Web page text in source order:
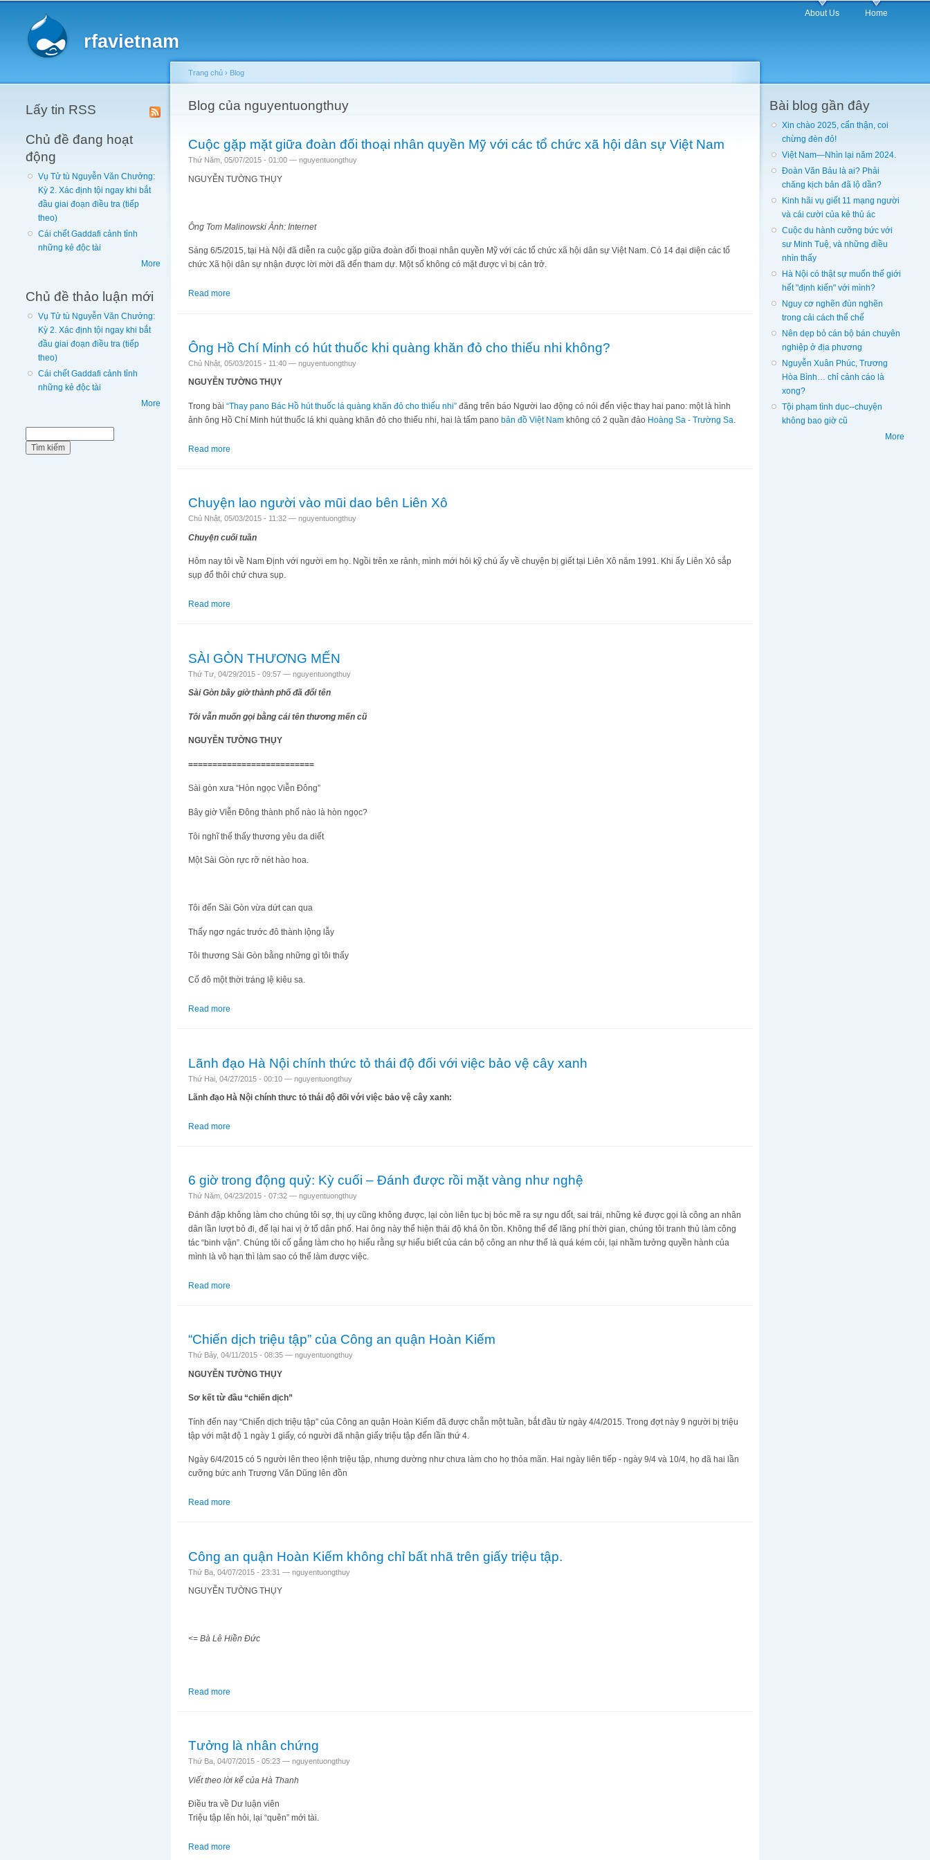
rfavietnam
About Us Home
Lấy tin RSS
Chủ đề đang hoạt
động
Vụ Tử tù Nguyễn Văn Chưởng:
Kỳ 2. Xác định tội ngay khi bắt
đầu giai đoạn điều tra (tiếp
theo)
Cái chết Gaddafi cảnh tỉnh
những kẻ độc tài
More
Chủ đề thảo luận mới
Vụ Tử tù Nguyễn Văn Chưởng:
Kỳ 2. Xác định tội ngay khi bắt
đầu giai đoạn điều tra (tiếp
theo)
Cái chết Gaddafi cảnh tỉnh
những kẻ độc tài
More
You are here
Trang chủ › Blog
Blog của nguyentuongthuy
Cuộc gặp mặt giữa đoàn đối thoại nhân quyền Mỹ với các tổ chức xã hội dân sự Việt Nam
Thứ Năm, 05/07/2015 - 01:00 — nguyentuongthuy
NGUYỄN TƯỜNG THỤY
Ông Tom Malinowski Ảnh: Internet
Sáng 6/5/2015, tại Hà Nội đã diễn ra cuộc gặp giữa đoàn đối thoại nhân quyền Mỹ với các tổ chức xã hội dân sự Việt Nam. Có 14 đại diện các tổ
chức Xã hội dân sự nhận được lời mời đã đến tham dự. Một số không có mặt được vì bị cản trở.
Read more
Ông Hồ Chí Minh có hút thuốc khi quàng khăn đỏ cho thiếu nhi không?
Chủ Nhật, 05/03/2015 - 11:40 — nguyentuongthuy
NGUYỄN TƯỜNG THỤY
Trong bài “Thay pano Bác Hồ hút thuốc lá quàng khăn đỏ cho thiếu nhi” đăng trên báo Người lao động có nói đến việc thay hai pano: một là hình
ảnh ông Hồ Chí Minh hút thuốc lá khi quàng khăn đỏ cho thiếu nhi, hai là tấm pano bản đồ Việt Nam không có 2 quần đảo Hoàng Sa - Trường Sa.
Read more
Chuyện lao người vào mũi dao bên Liên Xô
Chủ Nhật, 05/03/2015 - 11:32 — nguyentuongthuy
Chuyện cuối tuần
Hôm nay tôi về Nam Định với người em họ. Ngồi trên xe rảnh, mình mới hỏi kỹ chú ấy về chuyện bị giết tại Liên Xô năm 1991. Khi ấy Liên Xô sắp
sụp đổ thôi chứ chưa sụp.
Read more
SÀI GÒN THƯƠNG MẾN
Thứ Tư, 04/29/2015 - 09:57 — nguyentuongthuy
Sài Gòn bây giờ thành phố đã đổi tên
Tôi vẫn muốn gọi bằng cái tên thương mến cũ
NGUYỄN TƯỜNG THỤY
==========================
Sài gòn xưa “Hòn ngọc Viễn Đông”
Bây giờ Viễn Đông thành phố nào là hòn ngọc?
Tôi nghĩ thế thấy thương yêu da diết
Một Sài Gòn rực rỡ nét hào hoa.
Tôi đến Sài Gòn vừa dứt can qua
Thấy ngơ ngác trước đô thành lộng lẫy
Tôi thương Sài Gòn bằng những gì tôi thấy
Cố đô một thời tráng lệ kiêu sa.
Read more
Lãnh đạo Hà Nội chính thức tỏ thái độ đối với việc bảo vệ cây xanh
Thứ Hai, 04/27/2015 - 00:10 — nguyentuongthuy
Lãnh đạo Hà Nội chính thưc tỏ thái độ đối với việc bảo vệ cây xanh:
Read more
6 giờ trong động quỷ: Kỳ cuối – Đánh được rồi mặt vàng như nghệ
Thứ Năm, 04/23/2015 - 07:32 — nguyentuongthuy
Đánh đập không làm cho chúng tôi sợ, thị uy cũng không được, lại còn liên tục bị bóc mẽ ra sự ngu dốt, sai trái, những kẻ được gọi là công an nhân
dân lần lượt bỏ đi, để lại hai vị ở tổ dân phố. Hai ông này thể hiện thái độ khá ôn tồn. Không thể để lãng phí thời gian, chúng tôi tranh thủ làm công
tác “binh vận”. Chúng tôi cố gắng làm cho họ hiểu rằng sự hiểu biết của cán bộ công an như thế là quá kém cỏi, lại nhầm tưởng quyền hành của
mình là vô hạn thì làm sao có thể làm được việc.
Read more
“Chiến dịch triệu tập” của Công an quận Hoàn Kiếm
Thứ Bảy, 04/11/2015 - 08:35 — nguyentuongthuy
NGUYỄN TƯỜNG THỤY
Sơ kết từ đầu “chiến dịch”
Tính đến nay “Chiến dịch triệu tập” của Công an quận Hoàn Kiếm đã được chẵn một tuần, bắt đầu từ ngày 4/4/2015. Trong đợt này 9 người bị triệu
tập với mật độ 1 ngày 1 giấy, có người đã nhận giấy triệu tập đến lần thứ 4.
Ngày 6/4/2015 có 5 người lên theo lệnh triệu tập, nhưng dường như chưa làm cho họ thỏa mãn. Hai ngày liên tiếp - ngày 9/4 và 10/4, họ đã hai lần
cưỡng bức anh Trương Văn Dũng lên đồn
Read more
Công an quận Hoàn Kiếm không chỉ bất nhã trên giấy triệu tập.
Thứ Ba, 04/07/2015 - 23:31 — nguyentuongthuy
NGUYỄN TƯỜNG THỤY
<= Bà Lê Hiền Đức
Read more
Tưởng là nhân chứng
Thứ Ba, 04/07/2015 - 05:23 — nguyentuongthuy
Viết theo lời kể của Hà Thanh
Điều tra về Dư luận viên
Triệu tập lên hỏi, lại “quên” mới tài.
Read more
Bài blog gần đây
Xin chào 2025, cẩn thận, coi
chừng đèn đỏ!
Việt Nam—Nhìn lại năm 2024.
Đoàn Văn Báu là ai? Phải
chăng kịch bản đã lộ dần?
Kinh hãi vụ giết 11 mạng người
và cái cười của kẻ thủ ác
Cuộc du hành cưỡng bức với
sư Minh Tuệ, và những điều
nhìn thấy
Hà Nội có thật sự muốn thế giới
hết "định kiến" với mình?
Nguy cơ nghẽn đùn nghẽn
trong cải cách thể chế
Nên dẹp bỏ cán bộ bán chuyên
nghiệp ở địa phương
Nguyễn Xuân Phúc, Trương
Hòa Bình… chỉ cảnh cáo là
xong?
Tội phạm tình dục--chuyện
không bao giờ cũ
More